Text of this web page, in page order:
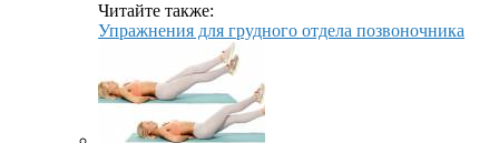
Читайте также:
Упражнения для грудного отдела позвоночника